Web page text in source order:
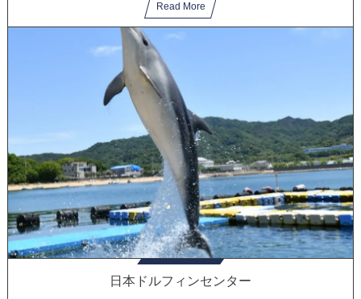
Read More
日本ドルフィンセンター